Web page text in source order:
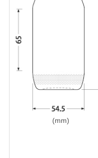
お知らせ
ENGLISH
(mm)